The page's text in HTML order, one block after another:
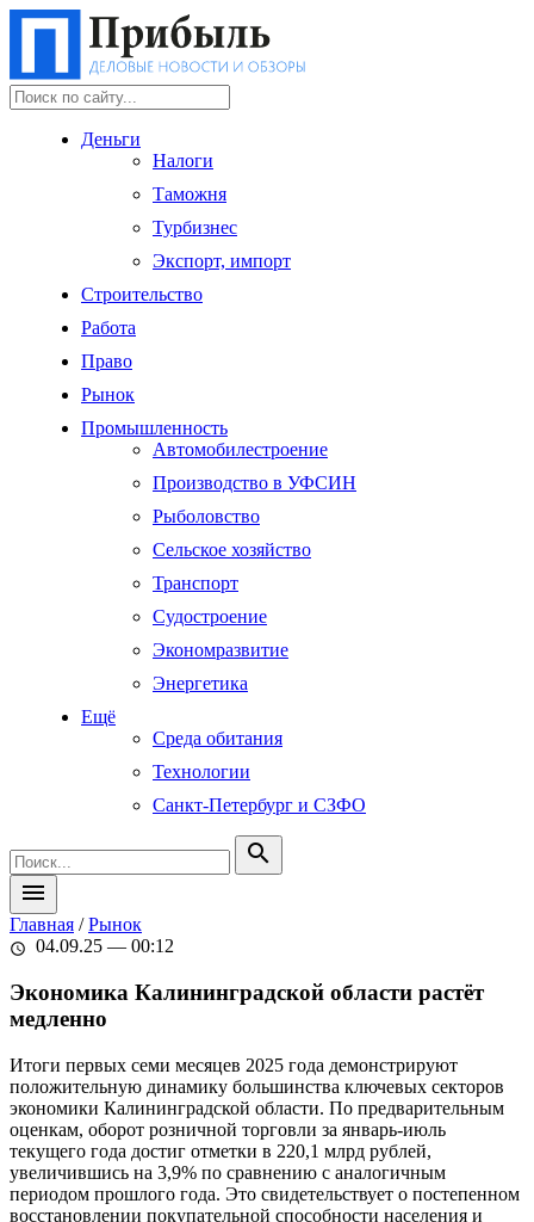
Деньги
Налоги
Таможня
Турбизнес
Экспорт, импорт
Строительство
Работа
Право
Рынок
Промышленность
Автомобилестроение
Производство в УФСИН
Рыболовство
Сельское хозяйство
Транспорт
Судостроение
Экономразвитие
Энергетика
Ещё
Среда обитания
Технологии
Санкт-Петербург и СЗФО
search
menu
Главная /Рынок
schedule 04.09.25 — 00:12
Экономика Калининградской области растёт
медленно
Итоги первых семи месяцев 2025 года демонстрируют
положительную динамику большинства ключевых секторов
экономики Калининградской области. По предварительным
оценкам, оборот розничной торговли за январь-июль
текущего года достиг отметки в 220,1 млрд рублей,
увеличившись на 3,9% по сравнению с аналогичным
периодом прошлого года. Это свидетельствует о постепенном
восстановлении покупательной способности населения и